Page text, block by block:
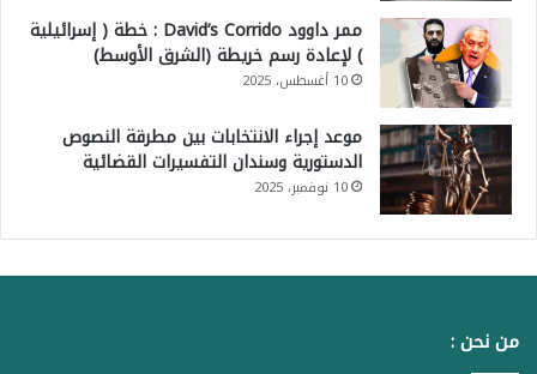
ممر داوود David’s Corrido : خطة ( إسرائيلية
) لإعادة رسم خريطة (الشرق الأوسط)
10 أغسطس، 2025
موعد إجراء الانتخابات بين مطرقة النصوص
الدستورية وسندان التفسيرات القضائية
10 نوفمبر، 2025
من نحن :